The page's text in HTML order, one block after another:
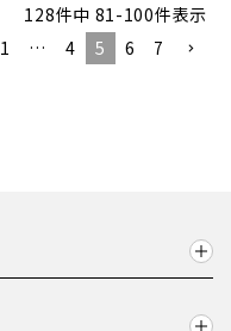
128件中 81-100件表示
1
… 4 5 6 7